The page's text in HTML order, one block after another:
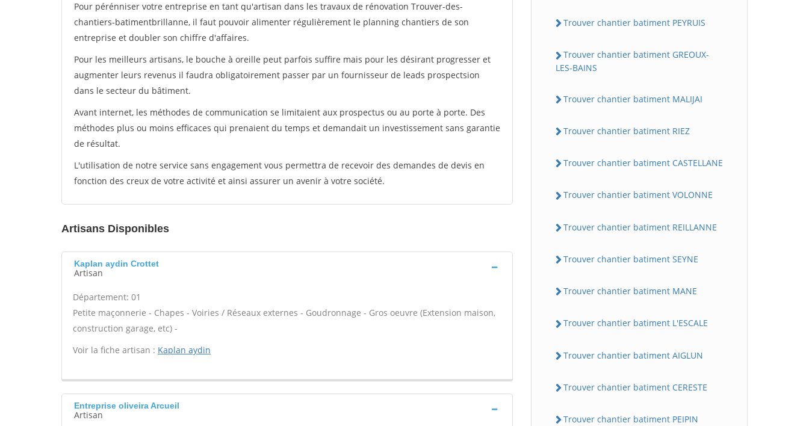
Pour pérénniser votre entreprise en tant qu'artisan dans les travaux de rénovation Trouver-des-
chantiers-batimentbrillanne, il faut pouvoir alimenter régulièrement le planning chantiers de son
entreprise et doubler son chiffre d'affaires.
Pour les meilleurs artisans, le bouche à oreille peut parfois suffire mais pour les désirant progresser et
augmenter leurs revenus il faudra obligatoirement passer par un fournisseur de leads prospectsion
dans le secteur du bâtiment.
Avant internet, les méthodes de communication se limitaient aux prospectus ou au porte à porte. Des
méthodes plus ou moins efficaces qui prenaient du temps et demandait un investissement sans garantie
de résultat.
L'utilisation de notre service sans engagement vous permettra de recevoir des demandes de devis en
fonction des creux de votre activité et ainsi assurer un avenir à votre société.
Artisans Disponibles
Kaplan aydin Crottet
Artisan
Département: 01
Petite maçonnerie - Chapes - Voiries / Réseaux externes - Goudronnage - Gros oeuvre (Extension maison,
construction garage, etc) -
Voir la fiche artisan : Kaplan aydin
Entreprise oliveira Arcueil
Artisan
Trouver chantier batiment PEYRUIS
Trouver chantier batiment GREOUX-
LES-BAINS
Trouver chantier batiment MALIJAI
Trouver chantier batiment RIEZ
Trouver chantier batiment CASTELLANE
Trouver chantier batiment VOLONNE
Trouver chantier batiment REILLANNE
Trouver chantier batiment SEYNE
Trouver chantier batiment MANE
Trouver chantier batiment L'ESCALE
Trouver chantier batiment AIGLUN
Trouver chantier batiment CERESTE
Trouver chantier batiment PEIPIN